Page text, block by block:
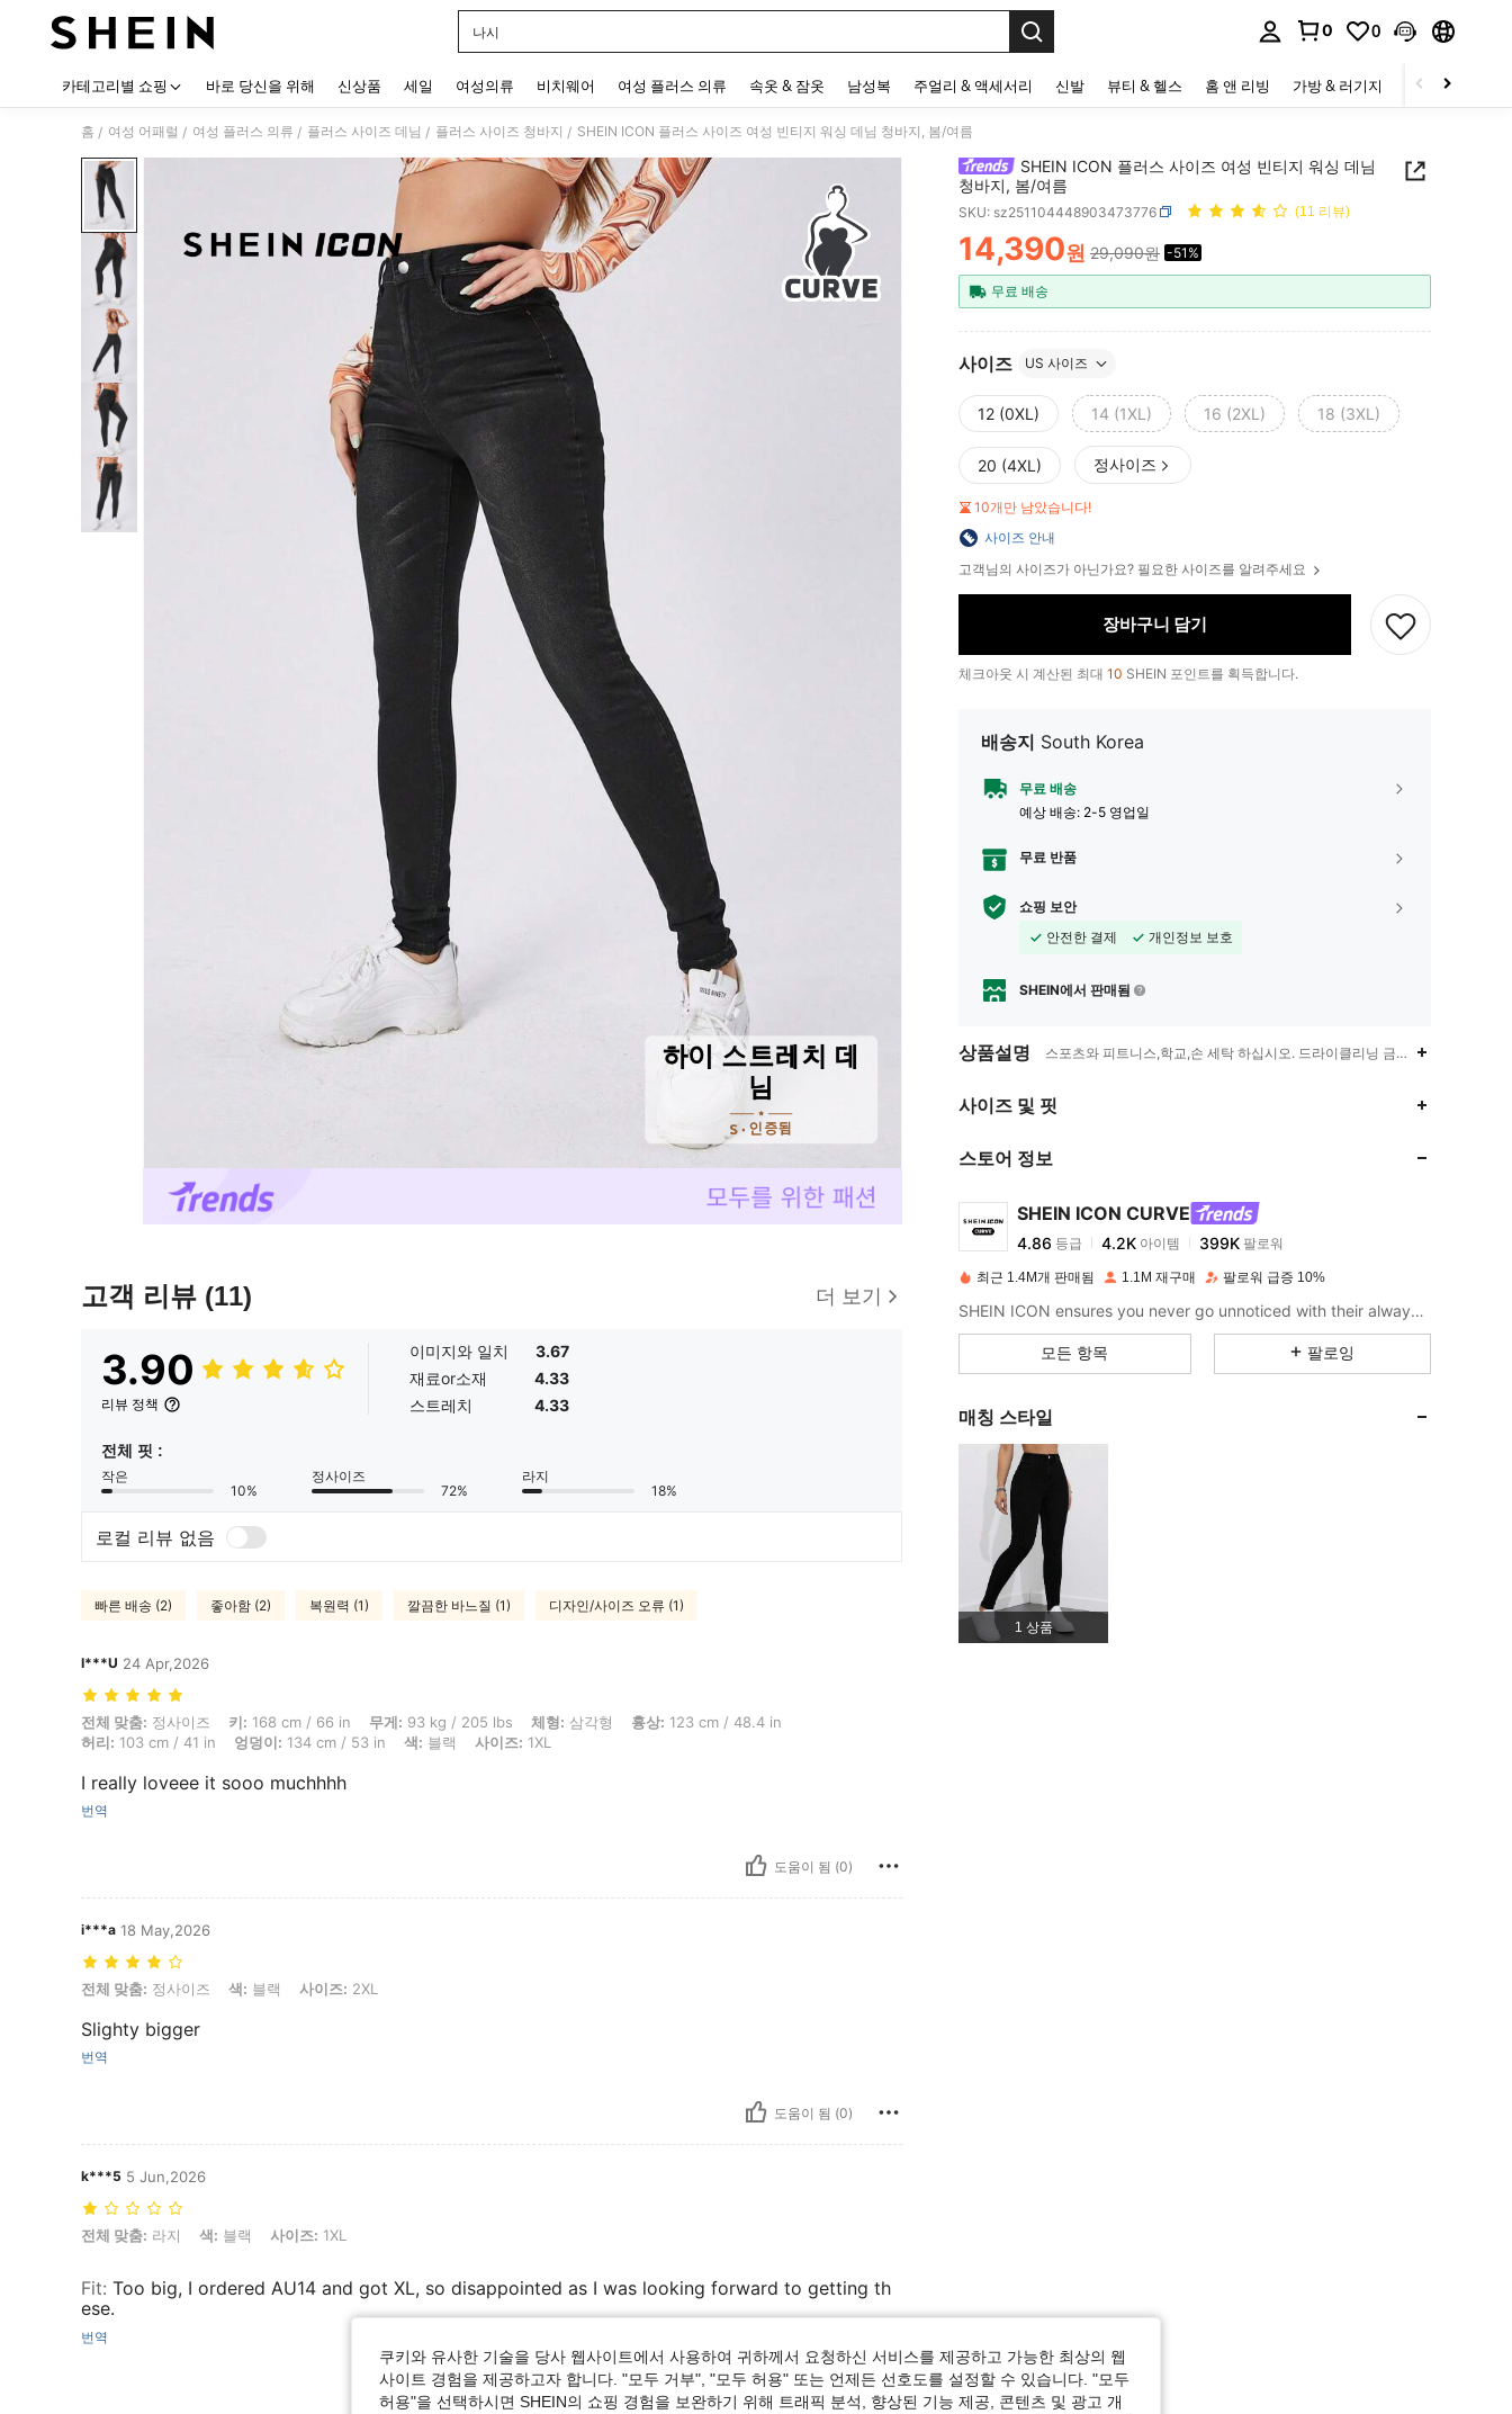
나시
0 0
카테고리별 쇼핑 바로 당신을 위해 신상품 세일 여성의류 비치웨어 여성 플러스 의류 속옷 & 잠옷 남성복 주얼리 & 액세서리 신발 뷰티 & 헬스 홈 앤 리빙 가방 & 러기지 스포츠 & 아웃
홈 / 여성 어패럴 / 여성 플러스 의류 / 플러스 사이즈 데님 / 플러스 사이즈 청바지 / SHEIN ICON 플러스 사이즈 여성 빈티지 워싱 데님 청바지, 봄/여름
고객 리뷰 (11) 더 보기
3.90
리뷰 정책
이미지와 일치
3.67
재료or소재
4.33
스트레치
4.33
전체 핏 :
작은
10%
정사이즈
72%
라지
18%
로컬 리뷰 없음
빠른 배송 (2) 좋아함 (2) 복원력 (1) 깔끔한 바느질 (1) 디자인/사이즈 오류 (1)
I***U 24 Apr,2026
전체 맞춤: 정사이즈, 키: 168 cm / 66 in, 무게: 93 kg / 205 lbs, 체형: 삼각형, 흉상: 123 cm / 48.4 in, 허리: 103 cm / 41 in, 엉덩이: 134 cm / 53 in, 색: 블랙, 사이즈: 1XL
전체 맞춤: 정사이즈 키: 168 cm / 66 in 무게: 93 kg / 205 lbs 체형: 삼각형 흉상: 123 cm / 48.4 in
허리: 103 cm / 41 in 엉덩이: 134 cm / 53 in 색: 블랙 사이즈: 1XL
I really loveee it sooo muchhhh
번역
도움이 됨 (0)
i***a 18 May,2026
전체 맞춤: 정사이즈, 색: 블랙, 사이즈: 2XL
전체 맞춤: 정사이즈 색: 블랙 사이즈: 2XL
Slighty bigger
번역
도움이 됨 (0)
k***5 5 Jun,2026
전체 맞춤: 라지, 색: 블랙, 사이즈: 1XL
전체 맞춤: 라지 색: 블랙 사이즈: 1XL
Fit: Too big, I ordered AU14 and got XL, so disappointed as I was looking forward to getting th
ese.
번역
도움이 됨 (0)
SHEIN ICON 플러스 사이즈 여성 빈티지 워싱 데님
청바지, 봄/여름
SKU: sz251104448903473776 (11 리뷰)
PRICE AND AVAILABILITY
14,390원 29,090원 -51%
무료 배송
사이즈 US 사이즈
12 (0XL) 14 (1XL) 16 (2XL) 18 (3XL)
20 (4XL) 정사이즈
10개만 남았습니다!
사이즈 안내
고객님의 사이즈가 아닌가요? 필요한 사이즈를 알려주세요
장바구니 담기
체크아웃 시 계산된 최대 10 SHEIN 포인트를 획득합니다.
배송지 South Korea
무료 배송
예상 배송: 2-5 영업일
무료 반품
쇼핑 보안
안전한 결제
개인정보 보호
SHEIN에서 판매됨
상품설명 스포츠와 피트니스,학교,손 세탁 하십시오. 드라이클리닝 금지,하이 스트레치
사이즈 및 핏
스토어 정보
SHEIN ICON CURVE
4.86
4.86 4.2K 아이템 399K팔로워
t***3 이(가) 하루 전에지불됨
4.86 4.2K
4.86
4.86
4.86
최근 1.4M개 판매됨 1.1M 재구매 팔로워 급증 10%
SHEIN ICON ensures you never go unnoticed with their always-trendy & equally edgy looks.
모든 항목 팔로잉
매칭 스타일
1 상품
쿠키와 유사한 기술을 당사 웹사이트에서 사용하여 귀하께서 요청하신 서비스를 제공하고 가능한 최상의 웹
사이트 경험을 제공하고자 합니다. "모두 거부", "모두 허용" 또는 언제든 선호도를 설정할 수 있습니다. "모두
허용"을 선택하시면 SHEIN의 쇼핑 경험을 보완하기 위해 트래픽 분석, 향상된 기능 제공, 콘텐츠 및 광고 개